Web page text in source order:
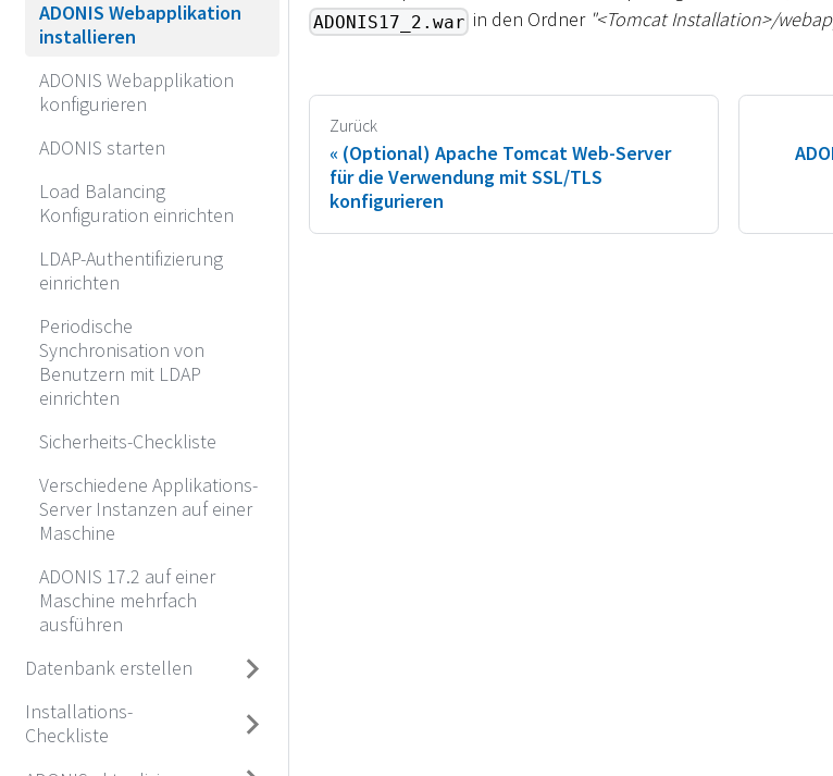
ADONIS Webapplikation
installieren
ADONIS Webapplikation
konfigurieren
ADONIS starten
Load Balancing
Konfiguration einrichten
LDAP-Authentifizierung
einrichten
Periodische
Synchronisation von
Benutzern mit LDAP
einrichten
Sicherheits-Checkliste
Verschiedene Applikations-
Server Instanzen auf einer
Maschine
ADONIS 17.2 auf einer
Maschine mehrfach
ausführen
Datenbank erstellen
Installations-
Checkliste
ADONIS17_2.war in den Ordner "<Tomcat Installation>/
Zurück
(Optional) Apache Tomcat Web-Server
für die Verwendung mit SSL/TLS
konfigurieren